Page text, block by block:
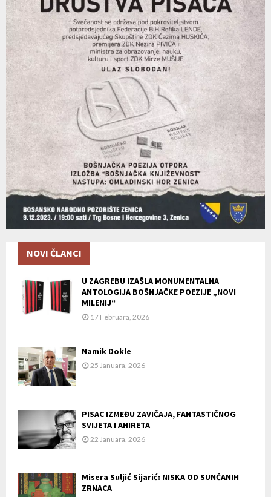
NOVI ČLANCI
U ZAGREBU IZAŠLA MONUMENTALNA
ANTOLOGIJA BOŠNJAČKE POEZIJE „NOVI
MILENIJ“
17 Februara, 2026
Namik Dokle
25 Januara, 2026
PISAC IZMEĐU ZAVIČAJA, FANTASTIČNOG
SVIJETA I AHIRETA
22 Januara, 2026
Misera Suljić Sijarić: NISKA OD SUNČANIH
ZRNACA